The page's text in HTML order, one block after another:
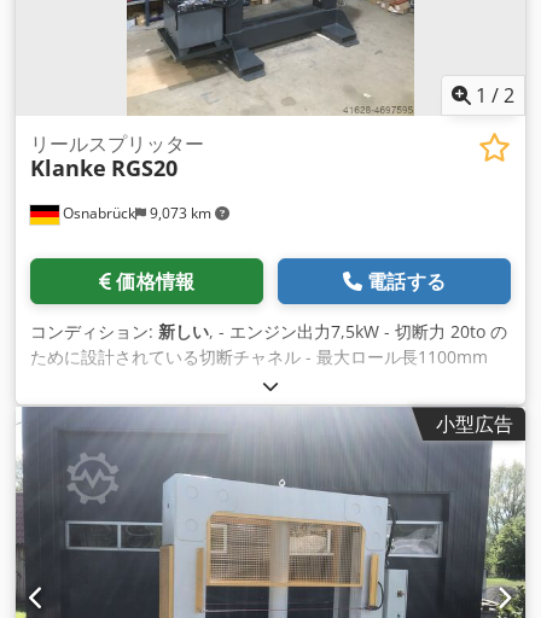
1 /2
Osnabrück 9,073 km
リールスプリッター
Klanke RGS20
価格情報 電話する
コンディション: 新しい, - エンジン出力7,5kW - 切断力 20to の
ために設計されている切断チャネル - 最大ロール長1100mm
Csdpfx Ajftnt Nsc Ejrf - 最大ロール径900mm - 機械重量 約
2500kg - タンク容量約100L - ハンドガード -顧客の要求に従う
ボディ RAL の着色 保護グリッド/ナイフバー RAL 1028 メロン
イエロー ご注文いただいた商品 価格と詳細はお問い合わせく
ださい。
小型広告